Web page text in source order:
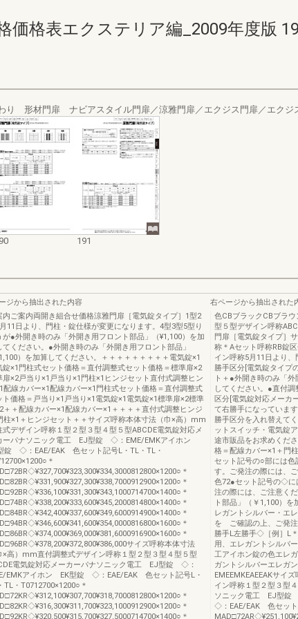
価格表エクステリア編_2009年度版
り 形材門扉 ナビアスタイル門扉／涼雅門扉／エクジス門扉／エクジ
191
ジから抽出された内容
内ご案内両開き組合せ価格涼雅門扉［電気錠タイプ］1型2
11日より、門柱・錠仕様が変更になります。4型3型5型り
が●外開き時のみ「外開き用フロント部品」（¥1,100）を加
てください。●外開き時のみ「外開き用フロント部品」
）を加算してください。＋＋＋＋＋＋＋＋＋電気錠×1
錠×1門柱式セット価格＝直付調整式セット価格＝標準扉×2
扉×2戸当り×1戸当り×1門柱×1ヒンジセット直付式調整ヒン
配線カバー×1配線カバー×1門柱式セット価格＝直付調整式
ト価格＝戸当り×1戸当り×1電気錠×1電気錠×1標準扉×2標準
＋＋配線カバー×1配線カバー×1＋＋＋＋直付式調整ヒンジ
柱×1＋ヒンジセット＋＋サイズ呼称本体寸法（巾×高）mm
式デザイン呼称１型２型３型４型５型ABCDE電気錠対応メ
ーパナソニック電工 EJ型錠 ◇：EME/EMKアイホン
錠 ◇：EAE/EAK 色セット記号L・TL・TL・
＊
＊
＊
＊
＊
＊
＊
＊
サイズ呼称本体寸法
×高）mm直付調整式デザイン呼称１型２型３型４型５型
電気錠対応メーカーパナソニック電工 EJ型錠 ◇：
EMKアイホン EK型錠 ◇：EAE/EAK 色セット記号L・
TL・T0712700×1200○＊
＊
＊
＊
右ページから抽出された
色CBブラックCBブラ
型５型デザイン呼称
門扉［電気錠タイプ］
称＊Aセット呼称RB錠
イン呼称5月11日より
勝手区分[電気錠タイプ
ト＋●外開き時のみ「
してください。●直付
区分[電気錠対応メーカ
て右勝手になっていま
勝手区分を入れ替えて
ットスイッチ・電気錠
途市販品をお求めくだ
格＝配線カバー×1＋門
セット記号の○部には色
す。ご発注の際には、
色72●セット記号の◇に
注の際には、ご注意く
ト部品」（￥1,100）
レガントシルバー・エ
を ご確認の上、ご発注
勝手L左勝手◇［例］L
用、エレガントシルバ
工アイホン錠の色エレ
ガントシルバーエレガ
EMEEMKEAEEAKサイ
イン呼称１型２型３型
ソニック電工 EJ型
◇：EAE/EAK 色セット